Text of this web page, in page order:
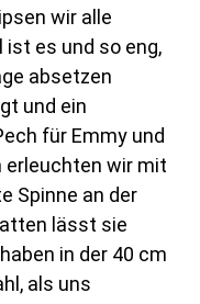
wir alle
ist es und so eng,
absetzen
und ein
für Emmy und
erleuchten wir mit
Spinne an der
lässt sie
in der 40 cm
als uns